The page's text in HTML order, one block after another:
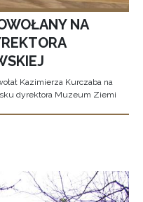
NA
Kazimierza Kurczaba na
dyrektora Muzeum Ziemi